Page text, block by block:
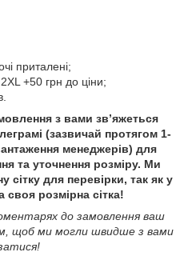
приталені;
+50 грн до ціни;
з вами зв’яжеться
(зазвичай протягом 1-
менеджерів) для
та уточнення розміру. Ми
для перевірки, так як у
розмірна сітка!
до замовлення ваш
щоб ми могли швидше з вами